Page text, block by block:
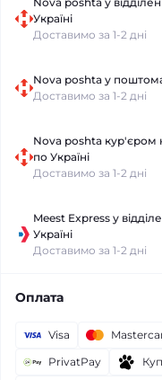
Україні
Доставимо за 1-2 дні
Nova poshta у
Доставимо за 1-2 дні
Nova poshta кур'єром
по Україні
Доставимо за 1-2 дні
Meest Express у
Україні
Доставимо за 1-2 дні
Оплата
Visa
PrivatPay